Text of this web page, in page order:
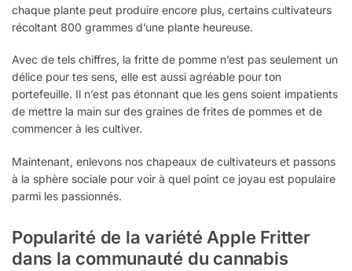
chaque plante peut produire encore plus, certains cultivateurs
récoltant 800 grammes d’une plante heureuse.
Avec de tels chiffres, la fritte de pomme n’est pas seulement un
délice pour tes sens, elle est aussi agréable pour ton
portefeuille. Il n’est pas étonnant que les gens soient impatients
de mettre la main sur des graines de frites de pommes et de
commencer à les cultiver.
Maintenant, enlevons nos chapeaux de cultivateurs et passons
à la sphère sociale pour voir à quel point ce joyau est populaire
parmi les passionnés.
Popularité de la variété Apple Fritter
dans la communauté du cannabis